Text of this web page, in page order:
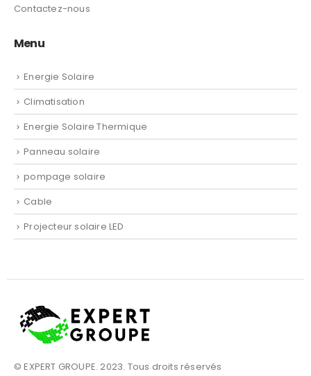
Contactez-nous
Menu
Energie Solaire
Climatisation
Energie Solaire Thermique
Panneau solaire
pompage solaire
Cable
Projecteur solaire LED
© EXPERT GROUPE. 2023. Tous droits réservés